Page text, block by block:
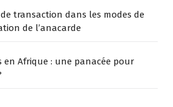
transaction dans les modes de
de l’anacarde
en Afrique : une panacée pour